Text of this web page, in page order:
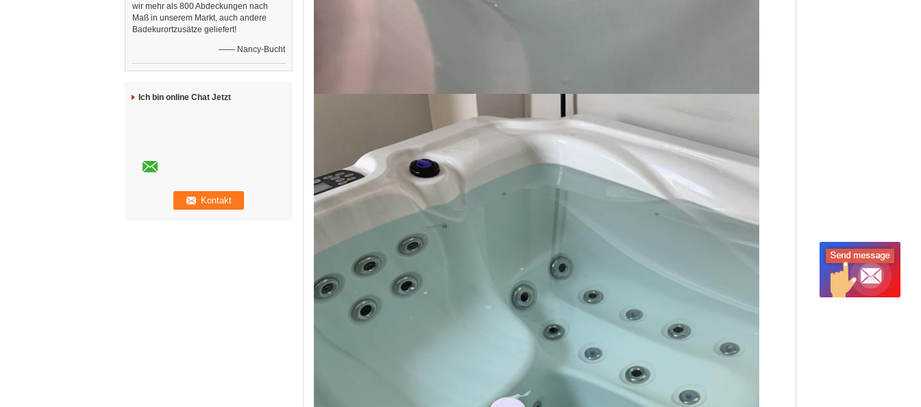
wir mehr als 800 Abdeckungen nach
Maß in unserem Markt, auch andere
Badekurortzusätze geliefert!
—— Nancy-Bucht
Ich bin online Chat Jetzt